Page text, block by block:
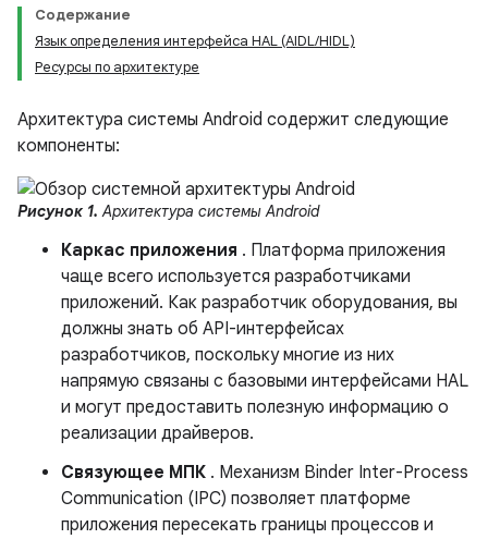
Содержание
Язык определения интерфейса HAL (AIDL/HIDL)
Ресурсы по архитектуре
Архитектура системы Android содержит следующие
компоненты:
Рисунок 1. Архитектура системы Android
Каркас приложения . Платформа приложения
чаще всего используется разработчиками
приложений. Как разработчик оборудования, вы
должны знать об API-интерфейсах
разработчиков, поскольку многие из них
напрямую связаны с базовыми интерфейсами HAL
и могут предоставить полезную информацию о
реализации драйверов.
Связующее МПК . Механизм Binder Inter-Process
Communication (IPC) позволяет платформе
приложения пересекать границы процессов и